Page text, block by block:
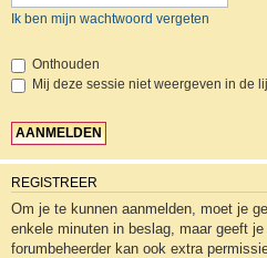
Ik ben mijn wachtwoord vergeten
Onthouden
Mij deze sessie niet weergeven in de
REGISTREER
Om je te kunnen aanmelden, moet je
enkele minuten in beslag, maar geeft
forumbeheerder kan ook extra